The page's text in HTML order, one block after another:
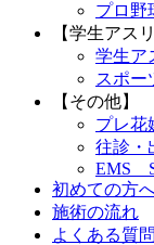
プロ野
【学生アス
学生ア
スポー
【その他】
プレ花
往診・
EMS
初めての方
施術の流れ
よくある質問